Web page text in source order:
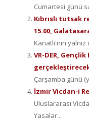
Cumartesi günü
Kıbrıslı tutsak
15.00,
Kanatlı'nın
VR-DER,
Çarşamba günü
İzmir Vicdan-i
Uluslararası
Yasalar...